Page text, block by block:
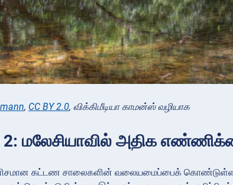
, CC BY 2.0, விக்கிமீடியா காமன்ஸ் வழியாக
மலேசியாவில் அதிக
கட்டண சாலைகளின் வலையமைப்பைக் கொண்டுள்ளது,